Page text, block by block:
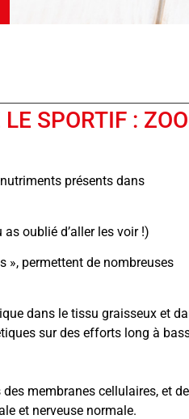
SPORTIF :
présents dans
oublié d’aller les voir !)
», permettent de nombreuses
dans le tissu graisseux et
sur des efforts long à
membranes cellulaires, et
et nerveuse normale.